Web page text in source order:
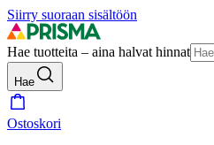
Siirry suoraan sisältöön
Hae tuotteita – aina halvat hinnat
Hae
Ostoskori